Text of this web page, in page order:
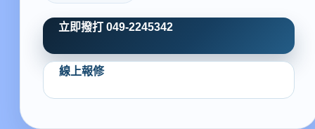
立即撥打 049-2245342
線上報修